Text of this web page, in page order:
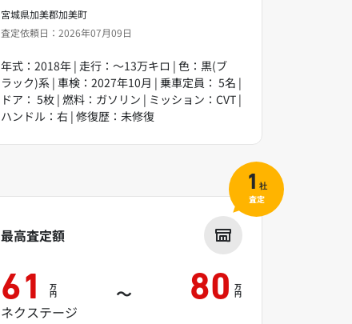
宮城県加美郡加美町
査定依頼日：2026年07月09日
年式：2018年 | 走行：～13万キロ | 色：黒(ブ
ラック)系 | 車検：2027年10月 | 乗車定員： 5名 |
ドア： 5枚 | 燃料：ガソリン | ミッション：CVT |
ハンドル：右 | 修復歴：未修復
最高査定額
61 万
円 ～ 80 万
円
ネクステージ
1 社
査定